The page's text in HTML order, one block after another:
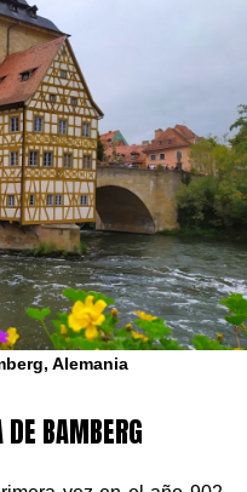
Alemania
DE BAMBERG